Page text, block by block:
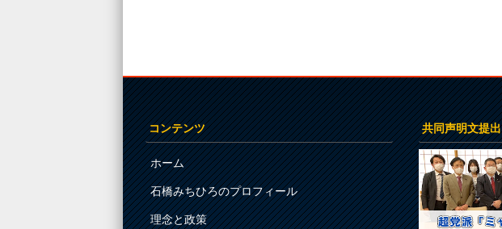
コンテンツ
ホーム
石橋みちひろのプロフィール
理念と政策
共同声明文提出